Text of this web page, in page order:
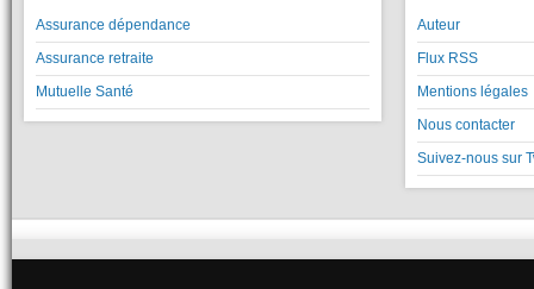
Assurance dépendance
Assurance retraite
Mutuelle Santé
Auteur
Flux RSS
Mentions légales
Nous contacter
Suivez-nous sur